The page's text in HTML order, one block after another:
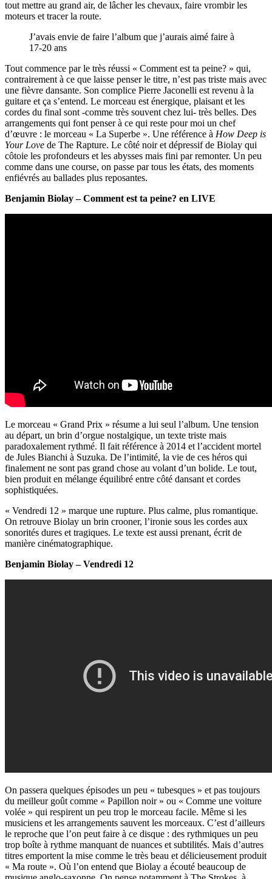
tout mettre au grand air, de lâcher les chevaux, faire vrombir les
moteurs et tracer la route.
J’avais envie de faire l’album que j’aurais aimé faire à
17-20 ans
Tout commence par le très réussi « Comment est ta peine? » qui,
contrairement à ce que laisse penser le titre, n’est pas triste mais avec
une fièvre dansante. Son complice Pierre Jaconelli est revenu à la
guitare et ça s’entend. Le morceau est énergique, plaisant et les
cordes du final sont -comme très souvent chez lui- très belles. Des
arrangements qui font penser à ce qui reste pour moi un chef
d’œuvre : le morceau « La Superbe ». Une référence à How Deep is
Your Love de The Rapture. Le côté noir et dépressif de Biolay qui
côtoie les profondeurs et les abysses mais fini par remonter. Un peu
comme dans une course, on passe par tous les états, des moments
enfiévrés au ballades plus reposantes.
Benjamin Biolay – Comment est ta peine? en LIVE
Le morceau « Grand Prix » résume a lui seul l’album. Une tension
au départ, un brin d’orgue nostalgique, un texte triste mais
paradoxalement rythmé. Il fait référence à 2014 et l’accident mortel
de Jules Bianchi à Suzuka. De l’intimité, la vie de ces héros qui
finalement ne sont pas grand chose au volant d’un bolide. Le tout,
bien produit en mélange équilibré entre côté dansant et cordes
sophistiquées.
« Vendredi 12 » marque une rupture. Plus calme, plus romantique.
On retrouve Biolay un brin crooner, l’ironie sous les cordes aux
sonorités dures et tragiques. Le texte est aussi prenant, écrit de
manière cinématographique.
Benjamin Biolay – Vendredi 12
On passera quelques épisodes un peu « tubesques » et pas toujours
du meilleur goût comme « Papillon noir » ou « Comme une voiture
volée » qui respirent un peu trop le morceau facile. Même si les
musiciens et les arrangements sauvent les morceaux. C’est d’ailleurs
le reproche que l’on peut faire à ce disque : des rythmiques un peu
trop boîte à rythme manquant de nuances et subtilités. Mais d’autres
titres emportent la mise comme le très beau et délicieusement produit
« Ma route ». Où l’on entend que Biolay a écouté beaucoup de